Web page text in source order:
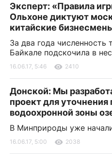
Эксперт: «Правила
Ольхоне диктуют
китайские
За два года численность
Байкале подскочила в
16.06.17, 5:46 2410
Донской: Мы
проект для уточнения
водоохронной зоны
В Минприроды уже
16.06.17, 5:00 2038